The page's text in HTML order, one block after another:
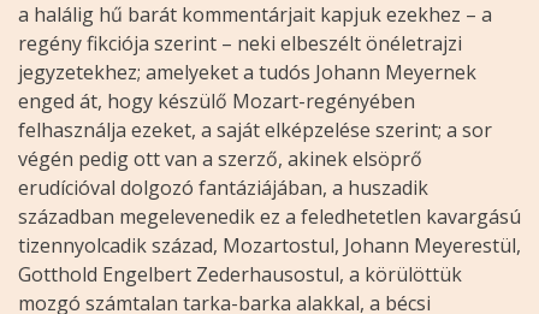
a halálig hű barát kommentárjait kapjuk ezekhez – a
regény fikciója szerint – neki elbeszélt önéletrajzi
jegyzetekhez; amelyeket a tudós Johann Meyernek
enged át, hogy készülő Mozart-regényében
felhasználja ezeket, a saját elképzelése szerint; a sor
végén pedig ott van a szerző, akinek elsöprő
erudícióval dolgozó fantáziájában, a huszadik
században megelevenedik ez a feledhetetlen kavargású
tizennyolcadik század, Mozartostul, Johann Meyerestül,
Gotthold Engelbert Zederhausostul, a körülöttük
mozgó számtalan tarka-barka alakkal, a bécsi